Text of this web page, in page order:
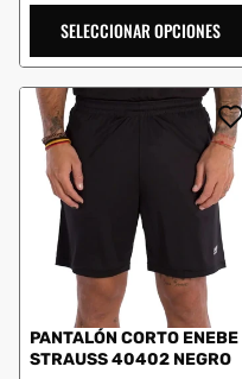
SELECCIONAR OPCIONES
PANTALÓN CORTO ENEBE
STRAUSS 40402 NEGRO